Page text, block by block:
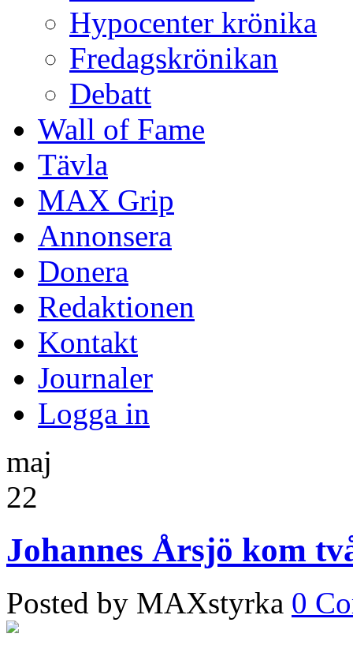
Hypocenter krönika
Fredagskrönikan
Debatt
Wall of Fame
Tävla
MAX Grip
Annonsera
Donera
Redaktionen
Kontakt
Journaler
Logga in
maj
22
Johannes Årsjö kom
Posted by MAXstyrka 0